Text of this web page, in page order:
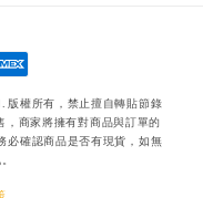
版權所有，禁止擅自轉貼節錄
，商家將擁有對商品與訂單的
必確認商品是否有現貨，如無